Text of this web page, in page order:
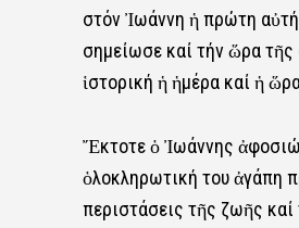
στόν Ἰωάννη ἡ πρώτη αὐτή
σημείωσε καί τήν ὥρα
ἱστορική ἡ ἡμέρα καί ἡ
Ἔκτοτε ὁ Ἰωάννης
ὁλοκληρωτική του ἀγάπη
περιστάσεις τῆς ζωῆς